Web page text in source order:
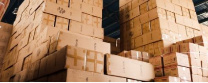
dProduction ERP